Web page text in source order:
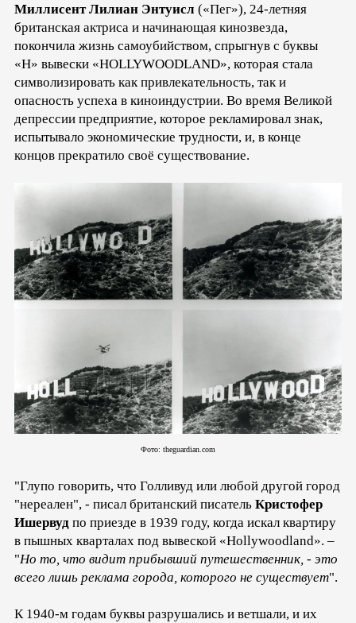
Миллисент Лилиан Энтуисл («Пег»), 24-летняя
британская актриса и начинающая кинозвезда,
покончила жизнь самоубийством, спрыгнув с буквы
«Н» вывески «HOLLYWOODLAND», которая стала
символизировать как привлекательность, так и
опасность успеха в киноиндустрии. Во время Великой
депрессии предприятие, которое рекламировал знак,
испытывало экономические трудности, и, в конце
концов прекратило своё существование.
Фото: theguardian.com
"Глупо говорить, что Голливуд или любой другой город
"нереален", - писал британский писатель Кристофер
Ишервуд по приезде в 1939 году, когда искал квартиру
в пышных кварталах под вывеской «Hollywoodland». –
"Но то, что видит прибывший путешественник, - это
всего лишь реклама города, которого не существует".
К 1940-м годам буквы разрушались и ветшали, и их